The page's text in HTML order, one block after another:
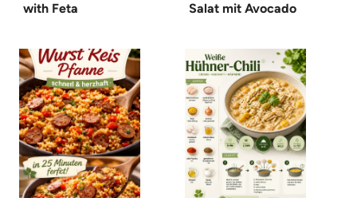
with Feta
Salat mit Avocado